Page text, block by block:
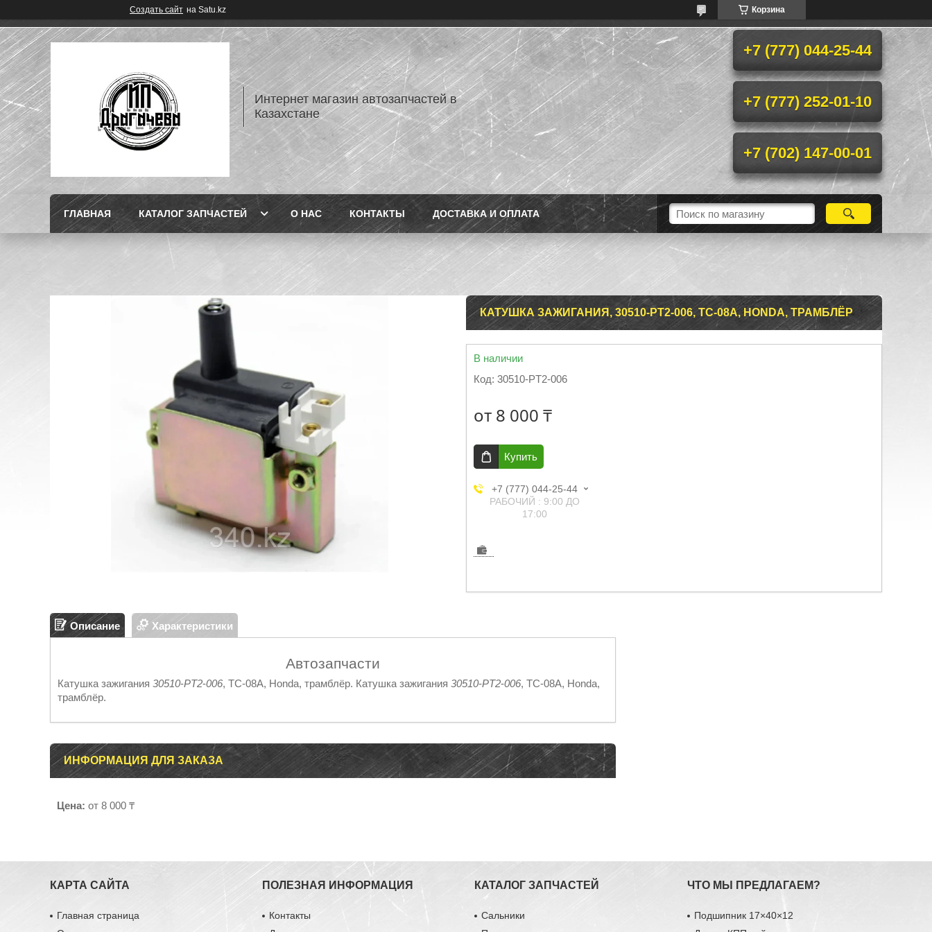
Создать сайт на Satu.kz Корзина
Интернет магазин автозапчастей в
Казахстане
+7 (777) 044-25-44
+7 (777) 252-01-10
+7 (702) 147-00-01
ГЛАВНАЯ КАТАЛОГ ЗАПЧАСТЕЙ О НАС КОНТАКТЫ ДОСТАВКА И ОПЛАТА
КАТУШКА ЗАЖИГАНИЯ, 30510-PT2-006, TC-08A, HONDA, ТРАМБЛЁР
В наличии
Код: 30510-PT2-006
от 8 000 ₸
Купить
+7 (777) 044-25-44
РАБОЧИЙ : 9:00 ДО
17:00
Описание Характеристики
Автозапчасти
Катушка зажигания 30510-PT2-006, TC-08A, Honda, трамблёр. Катушка зажигания 30510-PT2-006, TC-08A, Honda,
трамблёр.
ИНФОРМАЦИЯ ДЛЯ ЗАКАЗА
Цена: от 8 000 ₸
КАРТА САЙТА
Главная страница
ПОЛЕЗНАЯ ИНФОРМАЦИЯ
Контакты
КАТАЛОГ ЗАПЧАСТЕЙ
Сальники
ЧТО МЫ ПРЕДЛАГАЕМ?
Подшипник 17×40×12